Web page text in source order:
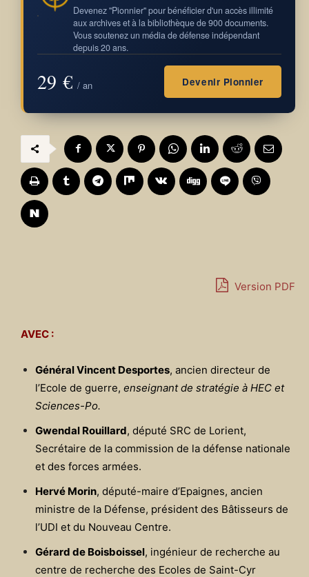
Devenez "Pionnier" pour bénéficier d'un accès illimité
aux archives et à la bibliothèque de 900 documents.
Vous soutenez un média de défense indépendant
depuis 20 ans.
29 € / an Devenir Pionnier
Version PDF
AVEC :
Général Vincent Desportes, ancien directeur de
l’Ecole de guerre, enseignant de stratégie à HEC et
Sciences-Po.
Gwendal Rouillard, député SRC de Lorient,
Secrétaire de la commission de la défense nationale
et des forces armées.
Hervé Morin, député-maire d’Epaignes, ancien
ministre de la Défense, président des Bâtisseurs de
l’UDI et du Nouveau Centre.
Gérard de Boisboissel, ingénieur de recherche au
centre de recherche des Ecoles de Saint-Cyr